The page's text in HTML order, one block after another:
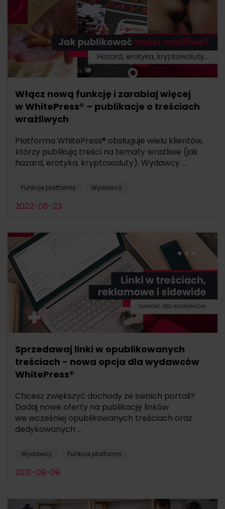
Włącz nową funkcję i zarabiaj więcej
w WhitePress® – publikacje o treściach
wrażliwych
Platforma WhitePress® obsługuje wielu klientów,
którzy publikują treści na tematy wrażliwe (jak
hazard, erotyka, kryptowaluty). Wydawcy ...
Funkcje platformy Wydawcy
2022-08-23
Sprzedawaj linki w opublikowanych
treściach - nowa opcja dla wydawców
WhitePress®
Chcesz zwiększyć dochody ze swoich portali?
Dodaj nowe oferty na publikację linków
we wcześniej opublikowanych treściach oraz
dedykowanych ...
Wydawcy Funkcje platformy
2021-09-09